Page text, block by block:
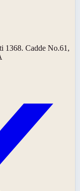
1368. Cadde No.61,